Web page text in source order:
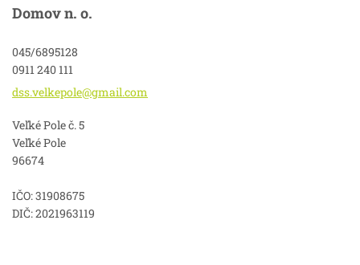
Domov n. o.
045/6895128
0911 240 111
dss.velkepole@gmail.com
Veľké Pole č. 5
Veľké Pole
96674
IČO: 31908675
DIČ: 2021963119